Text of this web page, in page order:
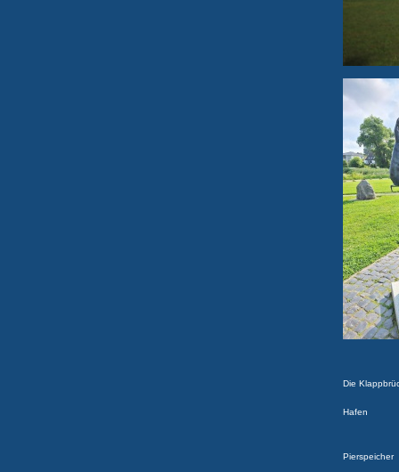
Die
Hafen
Pierspeicher